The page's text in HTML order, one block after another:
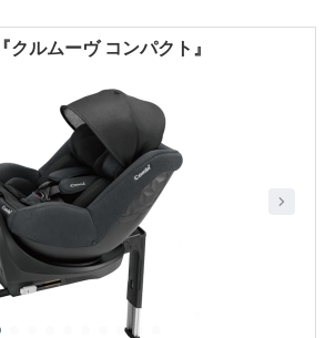
ルムーヴ コンパクト』